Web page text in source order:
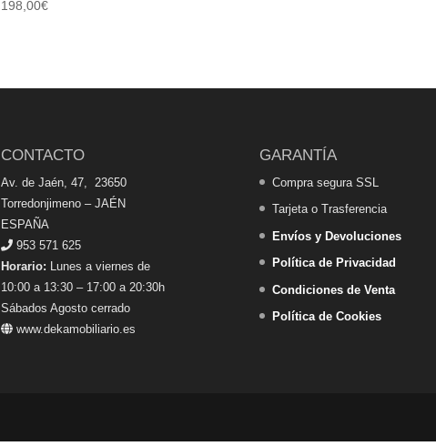
198,00€
CONTACTO
Av. de Jaén, 47, 23650
Torredonjimeno – JAÉN
ESPAÑA
953 571 625
Horario: Lunes a viernes de
10:00 a 13:30 – 17:00 a 20:30h
Sábados Agosto cerrado
www.dekamobiliario.es
GARANTÍA
Compra segura SSL
Tarjeta o Trasferencia
Envíos y Devoluciones
Política de Privacidad
Condiciones de Venta
Política de Cookies